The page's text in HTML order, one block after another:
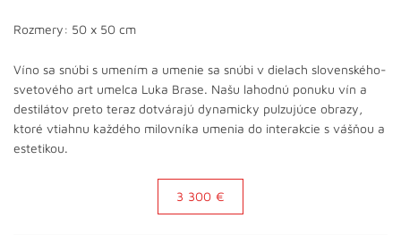
Rozmery: 50 x 50 cm
Víno sa snúbi s umením a umenie sa snúbi v dielach slovenského-
svetového art umelca Luka Brase. Našu lahodnú ponuku vín a
destilátov preto teraz dotvárajú dynamicky pulzujúce obrazy,
ktoré vtiahnu každého milovníka umenia do interakcie s vášňou a
estetikou.
3 300 €